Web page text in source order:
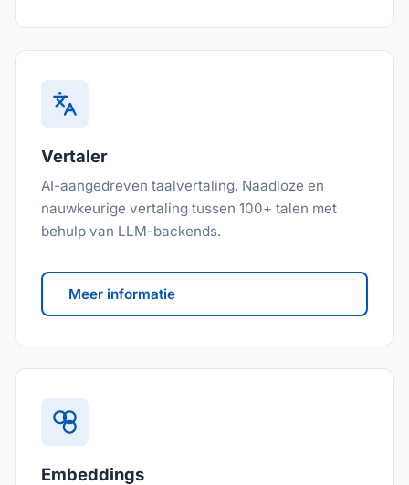
Vertaler
AI-aangedreven taalvertaling. Naadloze en
nauwkeurige vertaling tussen 100+ talen met
behulp van LLM-backends.
Meer informatie
Embeddings